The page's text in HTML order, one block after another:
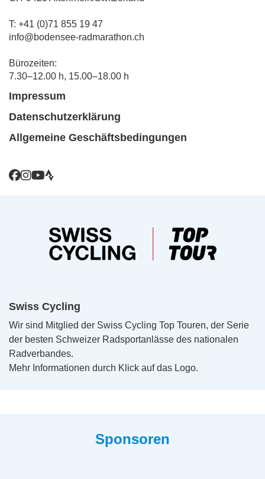
T: +41 (0)71 855 19 47
info@bodensee-radmarathon.ch
Bürozeiten:
7.30–12.00 h, 15.00–18.00 h
Impressum
Datenschutzerklärung
Allgemeine Geschäftsbedingungen
Swiss Cycling
Wir sind Mitglied der Swiss Cycling Top Touren, der Serie
der besten Schweizer Radsportanlässe des nationalen
Radverbandes.
Mehr Informationen durch Klick auf das Logo.
Sponsoren